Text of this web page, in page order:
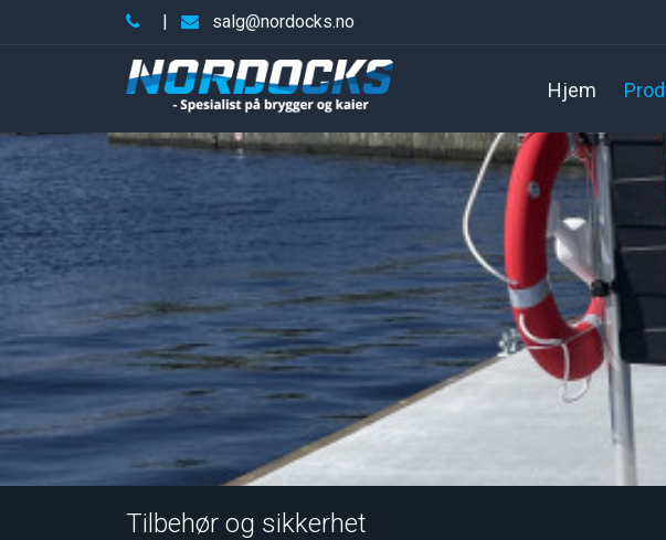
| salg@nordocks.no
Hjem
Tilbehør og sikkerhet